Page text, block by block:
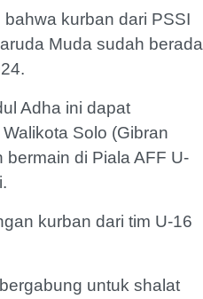
kurban dari PSSI
Muda sudah berada
Adha ini dapat
Solo (Gibran
di Piala AFF U-
kurban dari tim U-16
untuk shalat